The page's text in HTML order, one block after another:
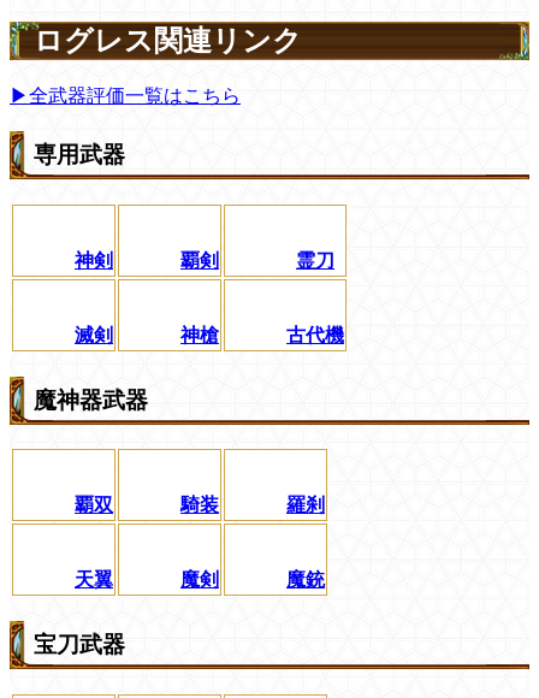
ログレス関連リンク
▶全武器評価一覧はこちら
専用武器
神剣 覇剣 霊刀
滅剣 神槍 古代機
魔神器武器
覇双 騎装 羅刹
天翼 魔剣 魔銃
宝刀武器